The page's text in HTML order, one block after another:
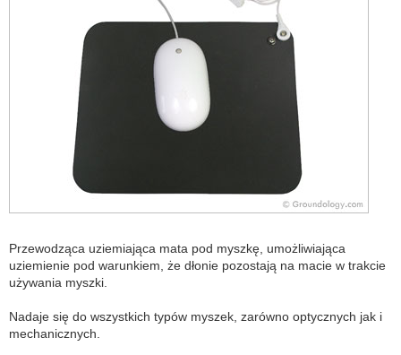
Przewodząca uziemiająca mata pod myszkę, umożliwiająca
uziemienie pod warunkiem, że dłonie pozostają na macie w trakcie
używania myszki.
Nadaje się do wszystkich typów myszek, zarówno optycznych jak i
mechanicznych.